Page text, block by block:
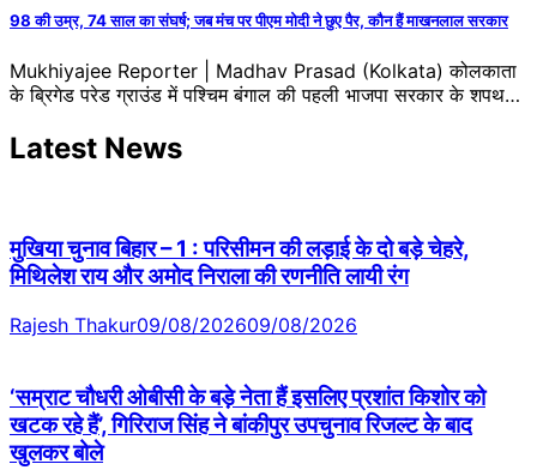
98 की उम्र, 74 साल का संघर्ष; जब मंच पर पीएम मोदी ने छुए पैर, कौन हैं माखनलाल सरकार
Mukhiyajee Reporter | Madhav Prasad (Kolkata) कोलकाता
के ब्रिगेड परेड ग्राउंड में पश्चिम बंगाल की पहली भाजपा सरकार के शपथ…
Latest News
मुखिया चुनाव बिहार – 1 : परिसीमन की लड़ाई के दो बड़े चेहरे,
मिथिलेश राय और अमोद निराला की रणनीति लायी रंग
Rajesh Thakur09/08/202609/08/2026
‘सम्राट चौधरी ओबीसी के बड़े नेता हैं इसलिए प्रशांत किशोर को
खटक रहे हैं’, गिरिराज सिंह ने बांकीपुर उपचुनाव रिजल्ट के बाद
खुलकर बोले